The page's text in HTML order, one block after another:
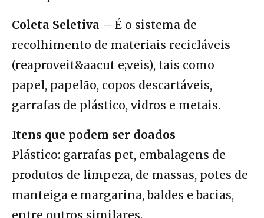
Coleta Seletiva – É o sistema de
recolhimento de materiais recicláveis
(reaproveit&aacut e;veis), tais como
papel, papelão, copos descartáveis,
garrafas de plástico, vidros e metais.
Itens que podem ser doados
Plástico: garrafas pet, embalagens de
produtos de limpeza, de massas, potes de
manteiga e margarina, baldes e bacias,
entre outros similares.